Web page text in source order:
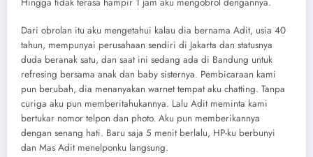
Dari obrolan itu aku mengetahui kalau dia bernama Adit, usia 40
tahun, mempunyai perusahaan sendiri di Jakarta dan statusnya
duda beranak satu, dan saat ini sedang ada di Bandung untuk
refresing bersama anak dan baby sisternya. Pembicaraan kami
pun berubah, dia menanyakan warnet tempat aku chatting. Tanpa
curiga aku pun memberitahukannya. Lalu Adit meminta kami
bertukar nomor telpon dan photo. Aku pun memberikannya
dengan senang hati. Baru saja 5 menit berlalu, HP-ku berbunyi
dan Mas Adit menelponku langsung.